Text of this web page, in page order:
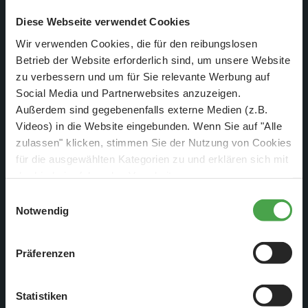
Diese Webseite verwendet Cookies
Wir verwenden Cookies, die für den reibungslosen
Betrieb der Website erforderlich sind, um unsere Website
zu verbessern und um für Sie relevante Werbung auf
Social Media und Partnerwebsites anzuzeigen.
Außerdem sind gegebenenfalls externe Medien (z.B.
Videos) in die Website eingebunden. Wenn Sie auf "Alle
zulassen" klicken, stimmen Sie der Nutzung von Cookies
für die ausgewählten Kategorien zu und erklären sich mit
diese Einstellungen jederzeit über die Schaltfläche
zustimmen, beschränken wir uns auf die technisch
notwendigen Cookies. Weitere Informationen finden Sie in
Notwendig
Präferenzen
Statistiken